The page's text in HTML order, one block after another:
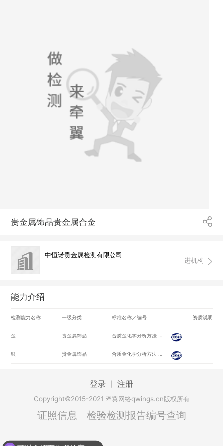
贵金属饰品贵金属合金
中恒诺贵金属检测有限公司
进机构
能力介绍
检测能力名称 一级分类 标准名称／编号 资质说明
金 贵金属饰品
银 贵金属饰品
登录 注册
Copyright©2015-2021 牵翼网络qwings.cn版权所有
证照信息 检验检测报告编号查询